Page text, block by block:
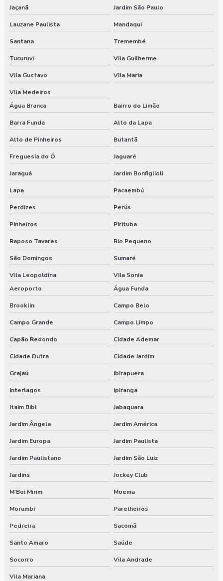
Jaçanã Jardim São Paulo
Lauzane Paulista Mandaqui
Santana Tremembé
Tucuruvi Vila Guilherme
Vila Gustavo Vila Maria
Vila Medeiros
Água Branca
Bairro do Limão
Barra Funda Alto da Lapa
Alto de Pinheiros Butantã
Freguesia do Ó Jaguaré
Jaraguá Jardim Bonfiglioli
Lapa Pacaembú
Perdizes Perús
Pinheiros Pirituba
Raposo Tavares Rio Pequeno
São Domingos Sumaré
Vila Leopoldina
Vila Sonia
Aeroporto
Água Funda
Brooklin Campo Belo
Campo Grande Campo Limpo
Capão Redondo Cidade Ademar
Cidade Dutra Cidade Jardim
Grajaú Ibirapuera
Interlagos Ipiranga
Itaim Bibi Jabaquara
Jardim Ângela Jardim América
Jardim Europa Jardim Paulista
Jardim Paulistano Jardim São Luiz
Jardins Jockey Club
M'Boi Mirim Moema
Morumbi Parelheiros
Pedreira Sacomã
Santo Amaro Saúde
Socorro Vila Andrade
Vila Mariana